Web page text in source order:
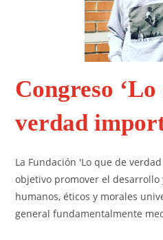
Congreso ‘Lo
verdad
La Fundación 'Lo que de
objetivo promover el
humanos, éticos y morales
general fundamentalmente